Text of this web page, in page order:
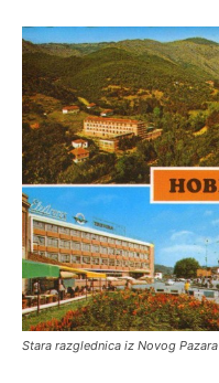
Stara razglednica iz Novog Pazara